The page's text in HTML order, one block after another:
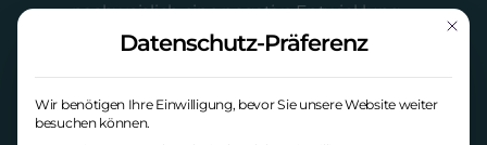
nachweislich eine negative Entwicklung.
Ein solcher Trend ließ sich vor der Corona
Das belegt einerseits, dass es den „Quiet
Mit
Datenschutz-Präferenz
Wir benötigen Ihre Einwilligung, bevor Sie unsere Website weiter
besuchen können.